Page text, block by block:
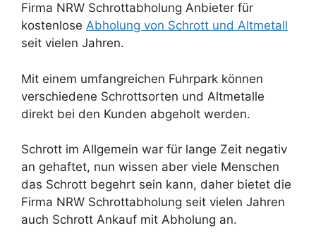
Firma NRW Schrottabholung Anbieter für
kostenlose Abholung von Schrott und Altmetall
seit vielen Jahren.
Mit einem umfangreichen Fuhrpark können
verschiedene Schrottsorten und Altmetalle
direkt bei den Kunden abgeholt werden.
Schrott im Allgemein war für lange Zeit negativ
an gehaftet, nun wissen aber viele Menschen
das Schrott begehrt sein kann, daher bietet die
Firma NRW Schrottabholung seit vielen Jahren
auch Schrott Ankauf mit Abholung an.